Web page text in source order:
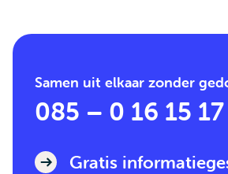
Samen uit elkaar zonder
085 – 0 16 15 17
Gratis